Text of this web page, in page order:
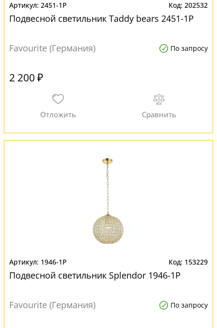
2451-1P 202532
Подвесной светильник Taddy bears 2451-1P
Favourite (Германия) По запросу
2 200 ₽
1946-1P 153229
Подвесной светильник Splendor 1946-1P
Favourite (Германия) По запросу